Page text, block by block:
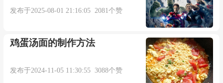
发布于2025-08-01 21:16:05 2081个赞
鸡蛋汤面的制作方法
发布于2024-11-05 11:30:55 3088个赞